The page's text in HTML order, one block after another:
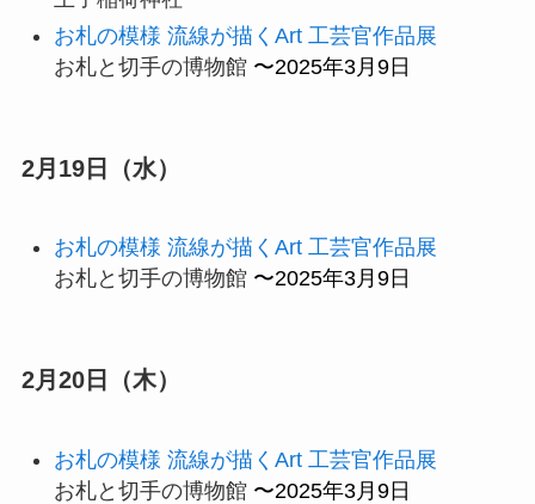
お札の模様 流線が描くArt 工芸官作品展
お札と切手の博物館 〜2025年3月9日
2月19日（水）
お札の模様 流線が描くArt 工芸官作品展
お札と切手の博物館 〜2025年3月9日
2月20日（木）
お札の模様 流線が描くArt 工芸官作品展
お札と切手の博物館 〜2025年3月9日